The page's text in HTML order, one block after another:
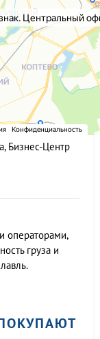
Бизнес-Центр
операторами,
груза и